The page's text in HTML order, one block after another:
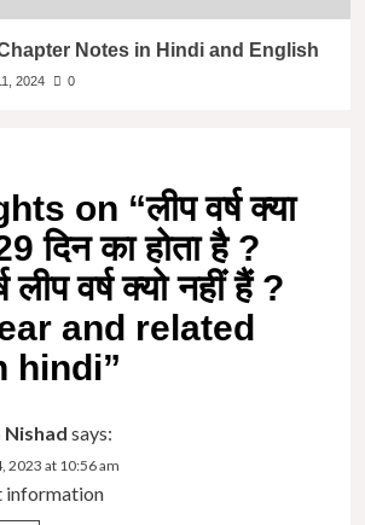
Notes in Hindi and English
2024 0
on “लीप वर्ष क्या
दिन का होता है ?
लीप वर्ष क्यो नहीं हैं ?
and related
hindi”
Nishad says:
2023 at 10:56 am
information